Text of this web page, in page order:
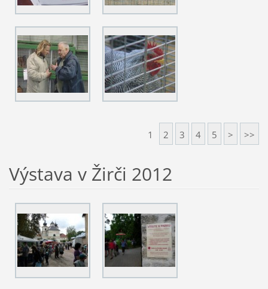
1 2 3 4 5 > >>
Výstava v Žirči 2012